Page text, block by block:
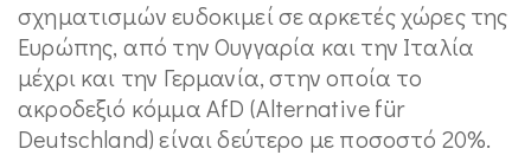
σχηματισμών ευδοκιμεί σε αρκετές χώρες της
Ευρώπης, από την Ουγγαρία και την Ιταλία
μέχρι και την Γερμανία, στην οποία το
ακροδεξιό κόμμα AfD (Alternative für
Deutschland) είναι δεύτερο με ποσοστό 20%.